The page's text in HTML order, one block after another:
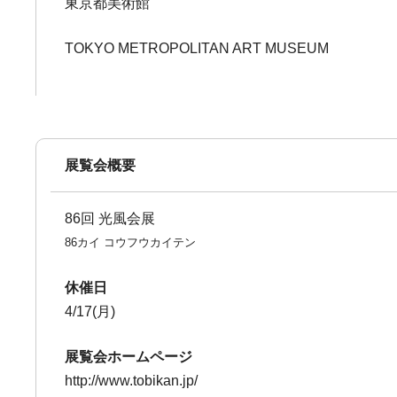
東京都美術館
TOKYO METROPOLITAN ART MUSEUM
展覧会概要
86回 光風会展
86カイ コウフウカイテン
休催日
4/17(月)
展覧会ホームページ
http://www.tobikan.jp/